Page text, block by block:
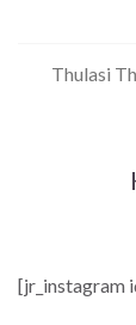
Thulasi
[jr_instagram